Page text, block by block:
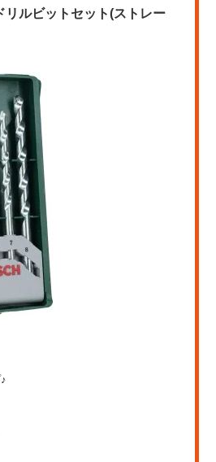
ルビットセット(ストレー